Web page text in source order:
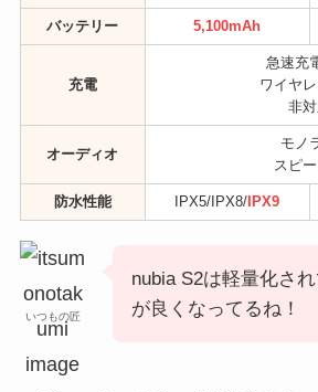
バッテリー 5,100mAh
充電
急速充
ワイヤ
非
オーディオ
モノ
スピ
防水性能 IPX5/IPX8/ IPX9
いつもの匠
nubia S2は軽量化さ
が良くなってるね！